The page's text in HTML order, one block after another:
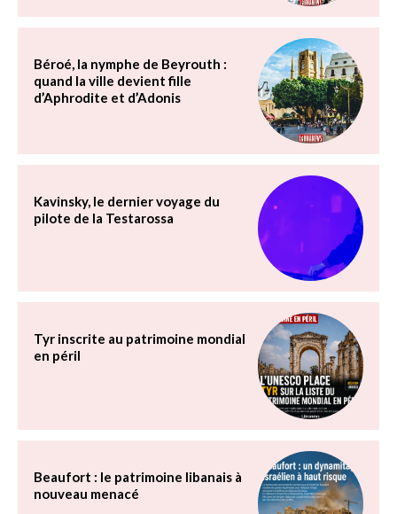
Béroé, la nymphe de Beyrouth :
quand la ville devient fille
d’Aphrodite et d’Adonis
Kavinsky, le dernier voyage du
pilote de la Testarossa
Tyr inscrite au patrimoine mondial
en péril
Beaufort : le patrimoine libanais à
nouveau menacé